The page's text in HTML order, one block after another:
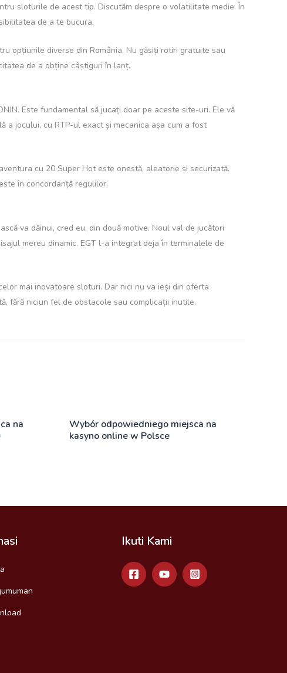
sloturile de acest tip. Discutăm despre o volatilitate medie. În
de a te bucura.
opțiunile diverse din România. Nu găsiți rotiri gratuite sau
de a obține câștiguri în lanț.
Este fundamental să jucați doar pe aceste site-uri. Ele vă
a jocului, cu RTP-ul exact și mecanica așa cum a fost
cu 20 Super Hot este onestă, aleatorie și securizată.
în concordanță regulilor.
va dăinui, cred eu, din două motive. Noul val de jucători
mereu dinamic. EGT l-a integrat deja în terminalele de
mai inovatoare sloturi. Dar nici nu va ieși din oferta
fără niciun fel de obstacole sau complicații inutile.
na
Wybór odpowiedniego miejsca na
kasyno online w Polsce
Ikuti Kami